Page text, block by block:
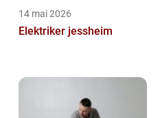
14 mai 2026
Elektriker jessheim